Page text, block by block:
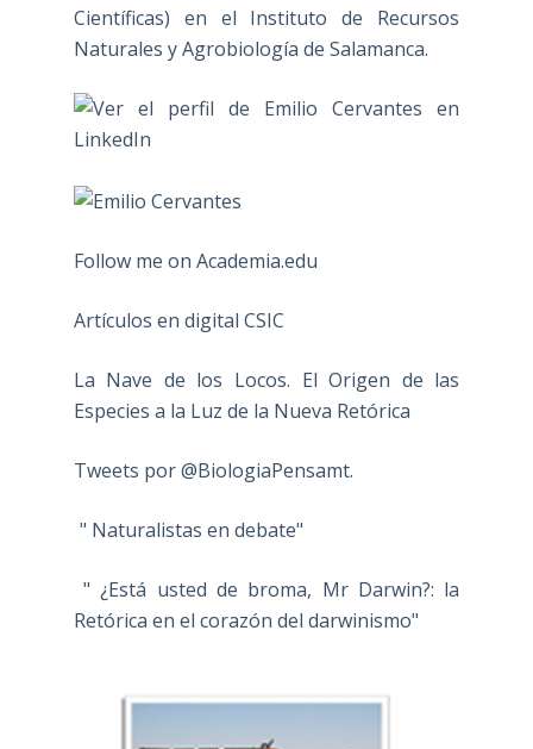
Científicas) en el Instituto de Recursos
Naturales y Agrobiología de Salamanca.
Follow me on Academia.edu
Artículos en digital CSIC
La Nave de los Locos. El Origen de las
Especies a la Luz de la Nueva Retórica
Tweets por @BiologiaPensamt.
" Naturalistas en debate"
" ¿Está usted de broma, Mr Darwin?: la
Retórica en el corazón del darwinismo"